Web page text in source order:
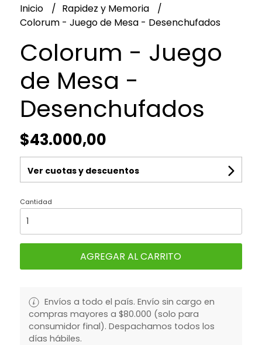
Inicio
Rapidez y Memoria
Colorum - Juego de Mesa - Desenchufados
Colorum - Juego
de Mesa -
Desenchufados
$43.000,00
Ver cuotas y descuentos
Cantidad
AGREGAR AL CARRITO
Envíos a todo el país. Envío sin cargo en
compras mayores a $80.000 (solo para
consumidor final). Despachamos todos los
días hábiles.